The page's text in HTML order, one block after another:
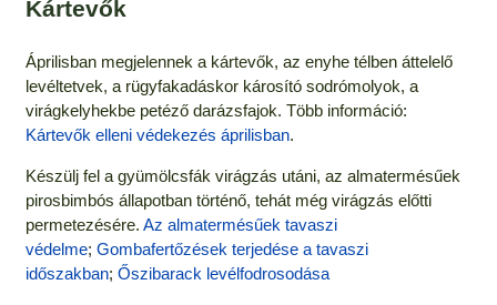
Kártevők
Áprilisban megjelennek a kártevők, az enyhe télben áttelelő
levéltetvek, a rügyfakadáskor károsító sodrómolyok, a
virágkelyhekbe petéző darázsfajok. Több információ:
Kártevők elleni védekezés áprilisban.
Készülj fel a gyümölcsfák virágzás utáni, az almatermésűek
pirosbimbós állapotban történő, tehát még virágzás előtti
permetezésére. Az almatermésűek tavaszi
védelme; Gombafertőzések terjedése a tavaszi
időszakban; Őszibarack levélfodrosodása